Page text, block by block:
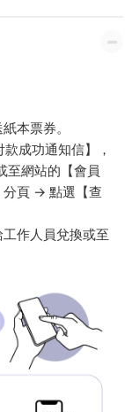
本票券。
成功通知信】，
至網站的【會員
頁 → 點選【查
作人員兌換或至